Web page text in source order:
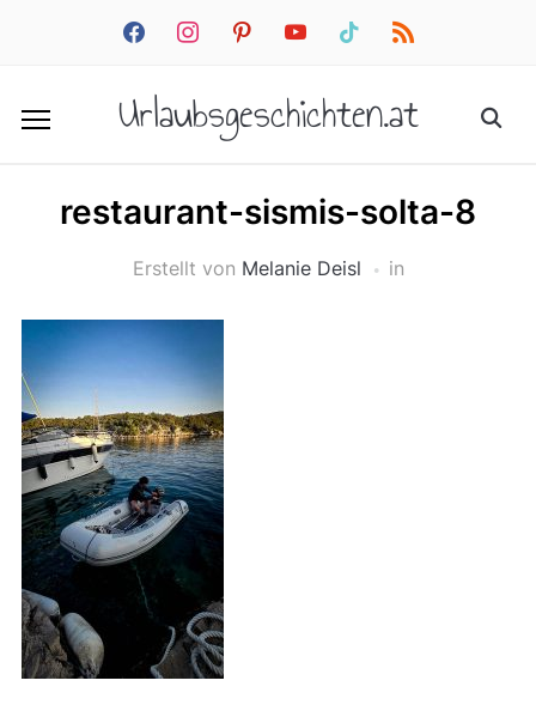
facebookinstagrampinterestyoutube tiktok rss
Urlaubsgeschichten.at
restaurant-sismis-solta-8
Erstellt von Melanie Deisl in